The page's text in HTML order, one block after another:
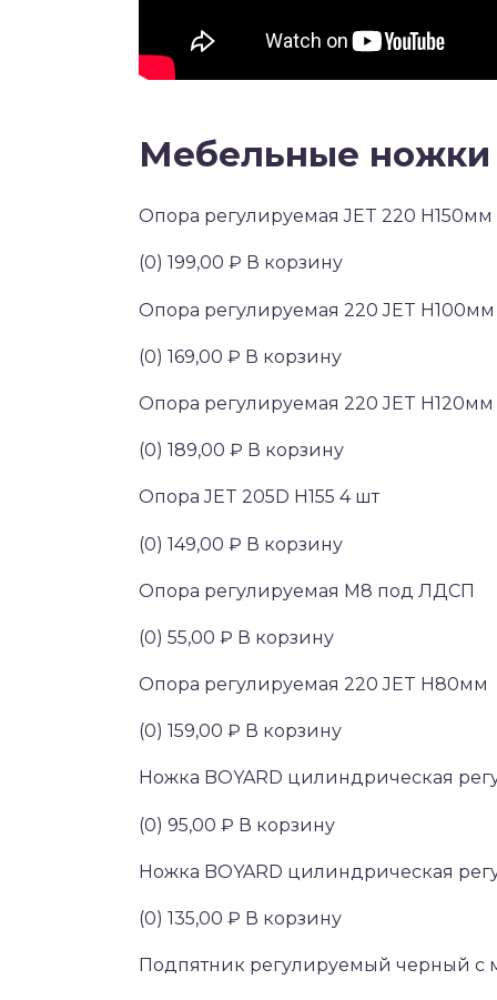
Мебельные ножки
Опора регулируемая JET 220 H150мм
(0) 199,00 ₽ В корзину
Опора регулируемая 220 JET H100мм
(0) 169,00 ₽ В корзину
Опора регулируемая 220 JET H120мм
(0) 189,00 ₽ В корзину
Опора JET 205D Н155 4 шт
(0) 149,00 ₽ В корзину
Опора регулируемая М8 под ЛДСП
(0) 55,00 ₽ В корзину
Опора регулируемая 220 JET H80мм
(0) 159,00 ₽ В корзину
Ножка BOYARD цилиндрическая
(0) 95,00 ₽ В корзину
Ножка BOYARD цилиндрическая
(0) 135,00 ₽ В корзину
Подпятник регулируемый черный с